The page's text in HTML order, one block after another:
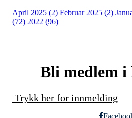
April 2025 (2) Februar 2025 (2)
(72) 2022 (96)
Bli medlem i
Trykk her for innmelding